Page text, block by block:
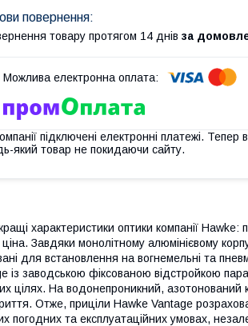
товару протягом 14 днів за
підключені електронні платежі. Тепер
який товар не покидаючи сайту.
характеристики оптики компанії Hawke:
Завдяки монолітному алюмінієвому
для встановлення на вогнемельні та
із заводською фіксованою відстройкою
цілях. На водонепроникний, азотонований
Отже, приціли Hawke Vantage
погодних та експлуатаційних умовах,